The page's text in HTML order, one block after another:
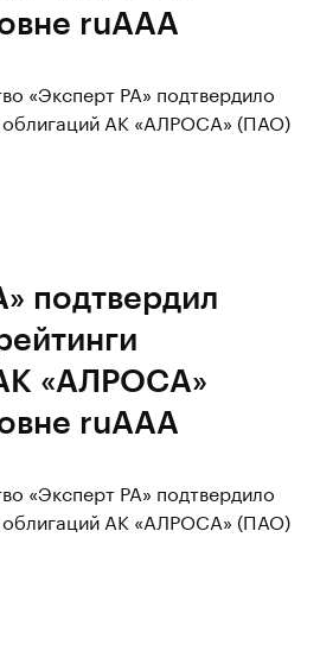
ruAAА
«Эксперт РА» подтвердило
облигаций АК «АЛРОСА» (ПАО)
подтвердил
«АЛРОСА»
ruAAА
«Эксперт РА» подтвердило
облигаций АК «АЛРОСА» (ПАО)